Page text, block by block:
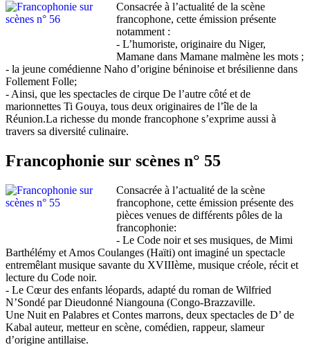
Consacrée à l’actualité de la scène
francophone, cette émission présente
notamment :
- L’humoriste, originaire du Niger,
Mamane dans Mamane malmène les mots ;
- la jeune comédienne Naho d’origine béninoise et brésilienne dans
Follement Folle;
- Ainsi, que les spectacles de cirque De l’autre côté et de
marionnettes Ti Gouya, tous deux originaires de l’île de la
Réunion.La richesse du monde francophone s’exprime aussi à
travers sa diversité culinaire.
Francophonie sur scènes n° 55
Consacrée à l’actualité de la scène
francophone, cette émission présente des
pièces venues de différents pôles de la
francophonie:
- Le Code noir et ses musiques, de Mimi
Barthélémy et Amos Coulanges (Haïti) ont imaginé un spectacle
entremêlant musique savante du XVIIIème, musique créole, récit et
lecture du Code noir.
- Le Cœur des enfants léopards, adapté du roman de Wilfried
N’Sondé par Dieudonné Niangouna (Congo-Brazzaville.
Une Nuit en Palabres et Contes marrons, deux spectacles de D’ de
Kabal auteur, metteur en scène, comédien, rappeur, slameur
d’origine antillaise.